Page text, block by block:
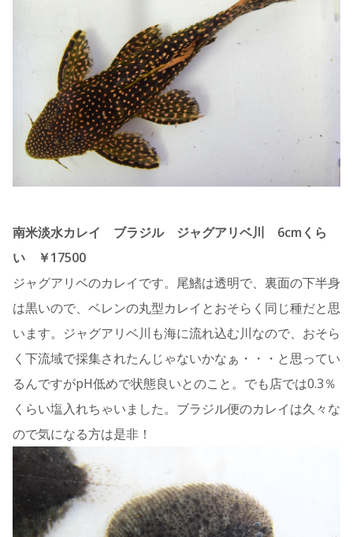
南米淡水カレイ ブラジル ジャグアリベ川 6cmくら
い ￥17500
ジャグアリベのカレイです。尾鰭は透明で、裏面の下半身
は黒いので、ベレンの丸型カレイとおそらく同じ種だと思
います。ジャグアリベ川も海に流れ込む川なので、おそら
く下流域で採集されたんじゃないかなぁ・・・と思ってい
るんですがpH低めで状態良いとのこと。でも店では0.3％
くらい塩入れちゃいました。ブラジル便のカレイは久々な
ので気になる方は是非！